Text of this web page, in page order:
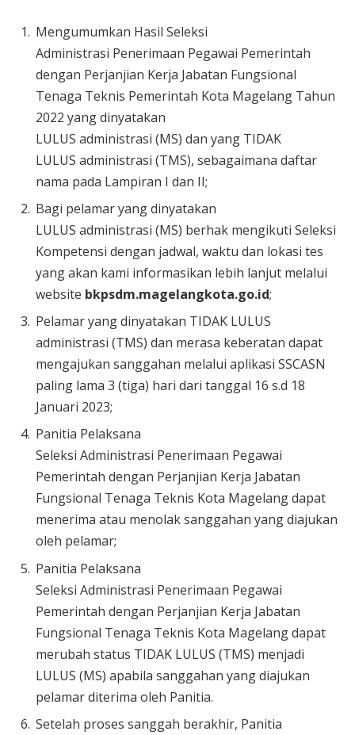
Mengumumkan Hasil Seleksi
Administrasi Penerimaan Pegawai Pemerintah
dengan Perjanjian Kerja Jabatan Fungsional
Tenaga Teknis Pemerintah Kota Magelang Tahun
2022 yang dinyatakan
LULUS administrasi (MS) dan yang TIDAK
LULUS administrasi (TMS), sebagaimana daftar
nama pada Lampiran I dan II;
Bagi pelamar yang dinyatakan
LULUS administrasi (MS) berhak mengikuti Seleksi
Kompetensi dengan jadwal, waktu dan lokasi tes
yang akan kami informasikan lebih lanjut melalui
website bkpsdm.magelangkota.go.id;
Pelamar yang dinyatakan TIDAK LULUS
administrasi (TMS) dan merasa keberatan dapat
mengajukan sanggahan melalui aplikasi SSCASN
paling lama 3 (tiga) hari dari tanggal 16 s.d 18
Januari 2023;
Panitia Pelaksana
Seleksi Administrasi Penerimaan Pegawai
Pemerintah dengan Perjanjian Kerja Jabatan
Fungsional Tenaga Teknis Kota Magelang dapat
menerima atau menolak sanggahan yang diajukan
oleh pelamar;
Panitia Pelaksana
Seleksi Administrasi Penerimaan Pegawai
Pemerintah dengan Perjanjian Kerja Jabatan
Fungsional Tenaga Teknis Kota Magelang dapat
merubah status TIDAK LULUS (TMS) menjadi
LULUS (MS) apabila sanggahan yang diajukan
pelamar diterima oleh Panitia.
Setelah proses sanggah berakhir, Panitia